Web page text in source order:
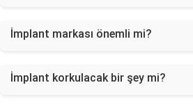
İmplant markası önemli mi?
İmplant korkulacak bir şey mi?